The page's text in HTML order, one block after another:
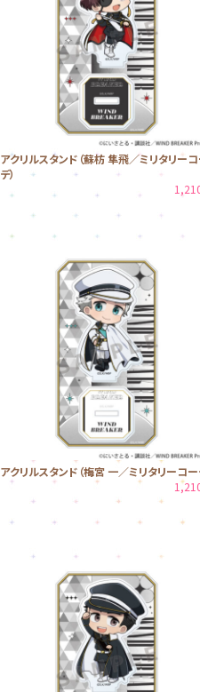
アクリルスタンド（蘇枋 隼飛／ミリタリー
デ）
アクリルスタンド（梅宮 一／ミリタリーコー